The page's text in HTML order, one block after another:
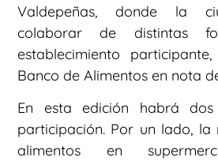
Valdepeñas, donde la
colaborar de distintas
establecimiento
Banco de Alimentos en nota
En esta edición habrá
participación. Por un lado,
alimentos en